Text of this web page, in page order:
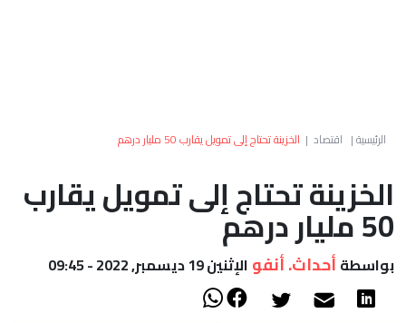
العالم
أعمدة
الرئيسية| اقتصاد | الخزينة تحتاج إلى تمويل يقارب 50 مليار درهم
الخزينة تحتاج إلى تمويل يقارب
50 مليار درهم
بواسطة أحداث. أنفو الإثنين 19 ديسمبر, 2022 - 09:45